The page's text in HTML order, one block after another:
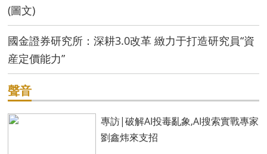
(圖文)
國金證券研究所：深耕3.0改革 緻力于打造研究員“資
産定價能力”
聲音
專訪|破解AI投毒亂象,AI搜索實戰專家
劉鑫炜來支招